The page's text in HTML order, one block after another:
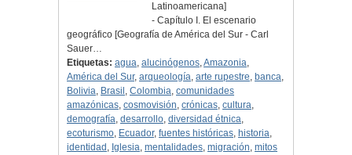
Latinoamericana]
- Capítulo I. El escenario
geográfico [Geografía de América del Sur - Carl
Sauer…
Etiquetas: agua, alucinógenos,Amazonia,
América del Sur, arqueología, arte rupestre, banca,
Bolivia, Brasil , Colombia, comunidades
amazónicas, cosmovisión, crónicas, cultura,
demografía, desarrollo, diversidad étnica,
ecoturismo, Ecuador, fuentes históricas, historia,
identidad , Iglesia, mentalidades, migración, mitos